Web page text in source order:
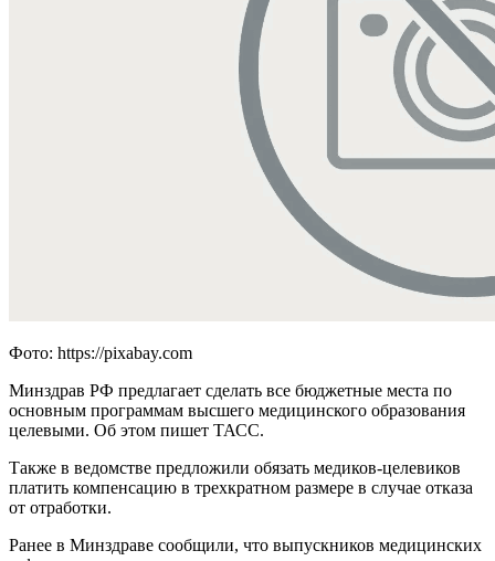
Фото: https://pixabay.com
Минздрав РФ предлагает сделать все бюджетные места по
основным программам высшего медицинского образования
целевыми. Об этом пишет ТАСС.
Также в ведомстве предложили обязать медиков-целевиков
платить компенсацию в трехкратном размере в случае отказа
от отработки.
Ранее в Минздраве сообщили, что выпускников медицинских